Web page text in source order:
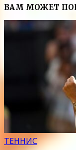
ВАМ МОЖЕТ
ТЕННИС